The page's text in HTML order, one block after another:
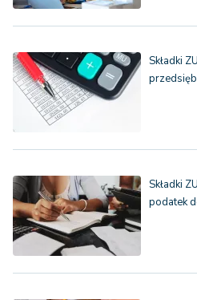
Składki
Składki
podatek